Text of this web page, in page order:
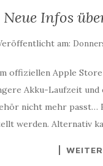
Neue Infos
am:
offiziellen Apple
Akku-Laufzeit und
nicht mehr passt…
werden. Alternativ